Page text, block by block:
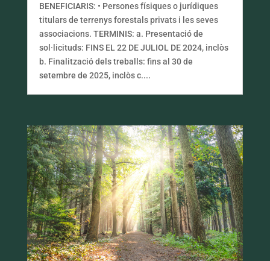
BENEFICIARIS: • Persones físiques o jurídiques
titulars de terrenys forestals privats i les seves
associacions. TERMINIS: a. Presentació de
sol·licituds: FINS EL 22 DE JULIOL DE 2024, inclòs
b. Finalització dels treballs: fins al 30 de
setembre de 2025, inclòs c....